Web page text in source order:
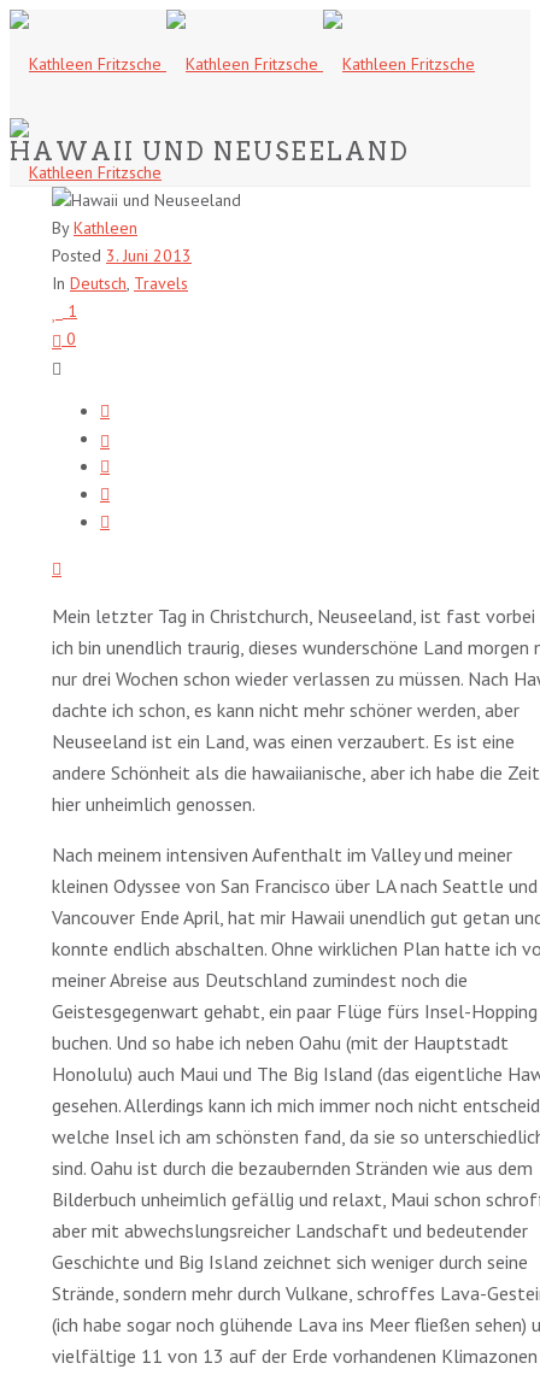
HAWAII UND NEUSEELAND
ByKathleen
Posted 3. Juni 2013
In Deutsch, Travels
1
0
Mein letzter Tag in Christchurch, Neuseeland, ist fast vorbei
ich bin unendlich traurig, dieses wunderschöne Land morgen
nur drei Wochen schon wieder verlassen zu müssen. Nach
dachte ich schon, es kann nicht mehr schöner werden, aber
Neuseeland ist ein Land, was einen verzaubert. Es ist eine
andere Schönheit als die hawaiianische, aber ich habe die Zeit
hier unheimlich genossen.
Nach meinem intensiven Aufenthalt im Valley und meiner
kleinen Odyssee von San Francisco über LA nach Seattle und
Vancouver Ende April, hat mir Hawaii unendlich gut getan
konnte endlich abschalten. Ohne wirklichen Plan hatte ich
meiner Abreise aus Deutschland zumindest noch die
Geistesgegenwart gehabt, ein paar Flüge fürs Insel-
buchen. Und so habe ich neben Oahu (mit der Hauptstadt
Honolulu) auch Maui und The Big Island (das eigentliche
gesehen. Allerdings kann ich mich immer noch nicht
welche Insel ich am schönsten fand, da sie so
sind. Oahu ist durch die bezaubernden Stränden wie aus dem
Bilderbuch unheimlich gefällig und relaxt, Maui schon
aber mit abwechslungsreicher Landschaft und bedeutender
Geschichte und Big Island zeichnet sich weniger durch seine
Strände, sondern mehr durch Vulkane, schroffes Lava-
(ich habe sogar noch glühende Lava ins Meer fließen sehen)
vielfältige 11 von 13 auf der Erde vorhandenen Klimazonen